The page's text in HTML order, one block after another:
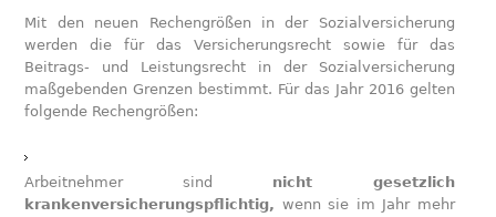
Mit den neuen Rechengrößen in der Sozialversicherung
werden die für das Versicherungsrecht sowie für das
Beitrags- und Leistungsrecht in der Sozial­versicherung
maßgebenden Grenzen bestimmt. Für das Jahr 2016 gelten
folgende Rechengrößen:
Arbeitnehmer sind nicht gesetzlich
krankenversicherungspflichtig, wenn sie im Jahr mehr